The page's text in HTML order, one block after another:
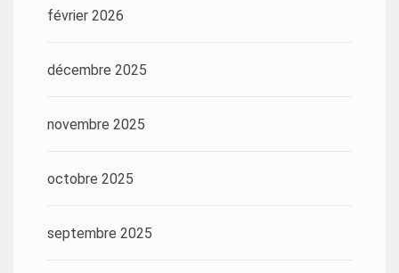
février 2026
décembre 2025
novembre 2025
octobre 2025
septembre 2025